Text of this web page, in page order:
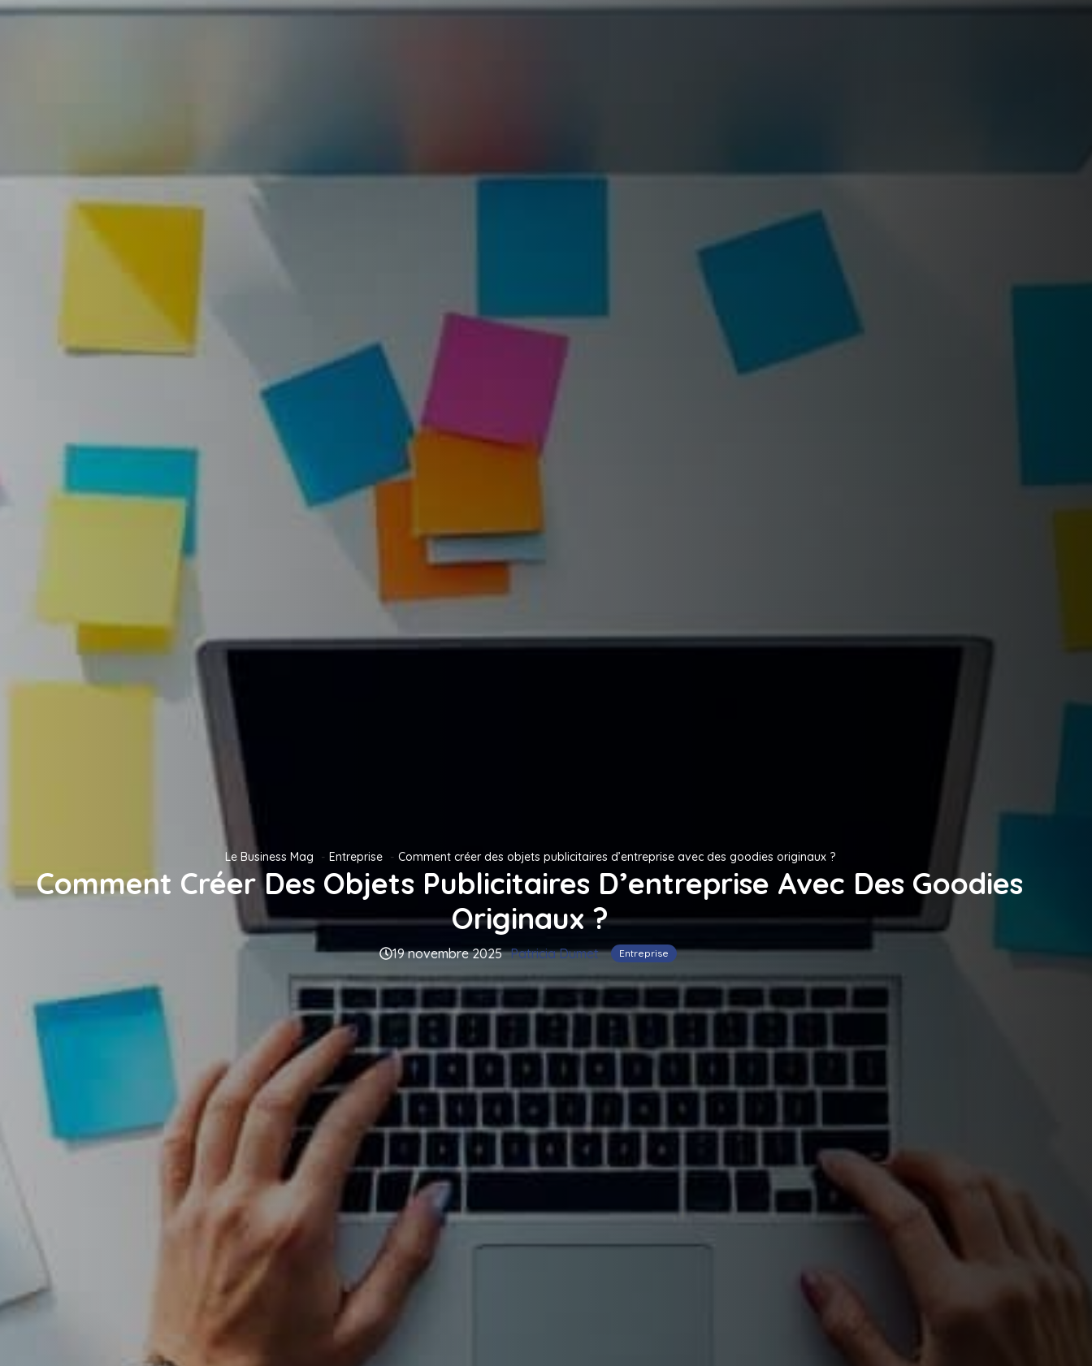
Le Business Mag Entreprise Comment créer des objets publicitaires d’entreprise avec des goodies originaux ?
Comment Créer Des Objets Publicitaires D’entreprise Avec Des Goodies
Originaux ?
19 novembre 2025 Patricia Dumet Entreprise